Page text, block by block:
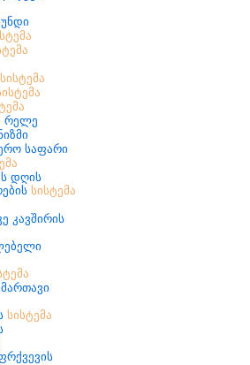
სისტემა
რელე
საფარი
დღის
სისტემა
კავშირის
სისტემა